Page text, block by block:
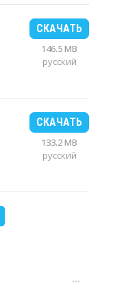
СКАЧАТЬ
146.5 MB
русский
СКАЧАТЬ
133.2 MB
русский
···